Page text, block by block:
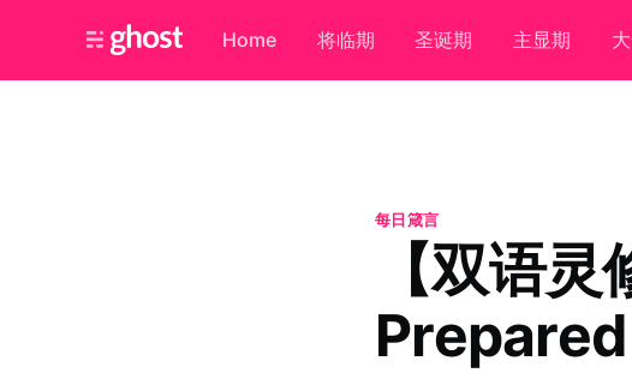
Home 将临期 圣诞期 主显期
每日箴言
【双语